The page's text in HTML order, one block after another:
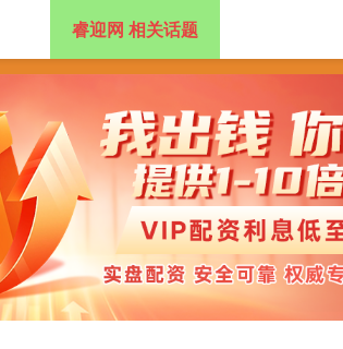
睿迎网 配资开户 炒股配资
睿迎网 相关话题